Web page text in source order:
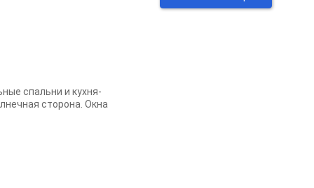
спальни и кухня-
сторона. Окна